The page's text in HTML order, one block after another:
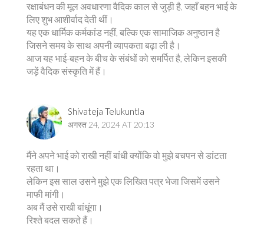
रक्षाबंधन की मूल अवधारणा वैदिक काल से जुड़ी है, जहाँ बहन भाई के
लिए शुभ आशीर्वाद देती थीं।
यह एक धार्मिक कर्मकांड नहीं, बल्कि एक सामाजिक अनुष्ठान है
जिसने समय के साथ अपनी व्यापकता बढ़ा ली है।
आज यह भाई-बहन के बीच के संबंधों को समर्पित है, लेकिन इसकी
जड़ें वैदिक संस्कृति में हैं।
Shivateja Telukuntla
अगस्त 24, 2024 AT 20:13
मैंने अपने भाई को राखी नहीं बांधी क्योंकि वो मुझे बचपन से डांटता
रहता था।
लेकिन इस साल उसने मुझे एक लिखित पत्र भेजा जिसमें उसने
माफी मांगी।
अब मैं उसे राखी बांधूंगा।
रिश्ते बदल सकते हैं।